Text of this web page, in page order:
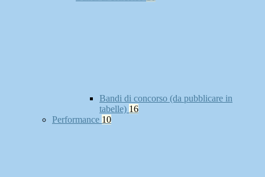
Bandi di concorso (da pubblicare in
tabelle) 16
Performance 10